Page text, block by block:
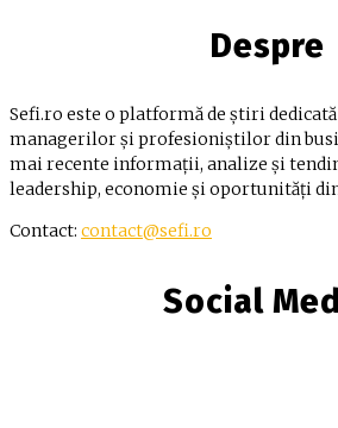
Despre
Sefi.ro este o platformă de știri
managerilor și profesioniștilor din
mai recente informații, analize și
leadership, economie și oportunități
Contact: contact@sefi.ro
Social